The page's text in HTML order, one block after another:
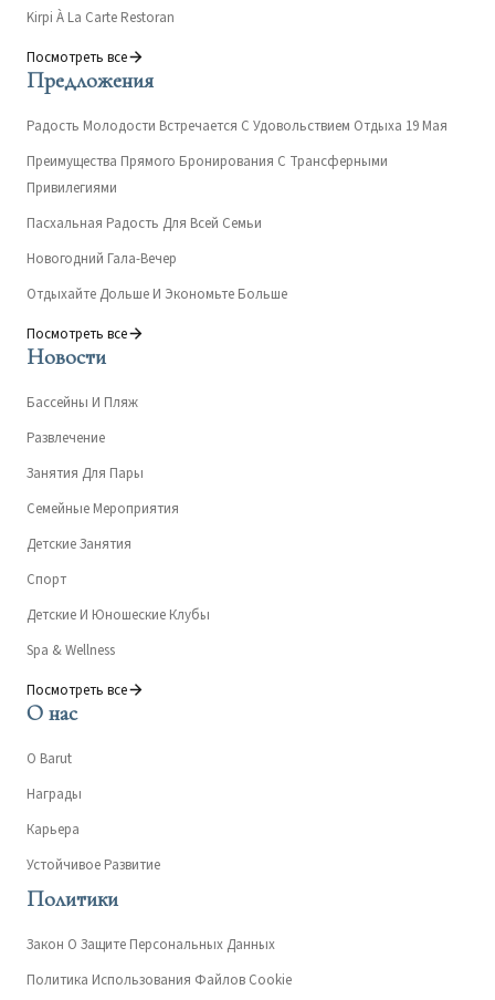
Kirpi À La Carte Restoran
Посмотреть все
Предложения
Радость Молодости Встречается С Удовольствием Отдыха 19 Мая
Преимущества Прямого Бронирования С Трансферными
Привилегиями
Пасхальная Радость Для Всей Семьи
Новогодний Гала-Вечер
Отдыхайте Дольше И Экономьте Больше
Посмотреть все
Новости
Бассейны И Пляж
Развлечение
Занятия Для Пары
Семейные Мероприятия
Детские Занятия
Спорт
Детские И Юношеские Клубы
Spa & Wellness
Посмотреть все
О нас
О Barut
Награды
Карьера
Устойчивое Развитие
Политики
Закон О Защите Персональных Данных
Политика Использования Файлов Cookie